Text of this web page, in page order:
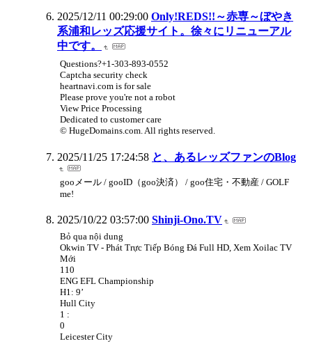
2025/12/11 00:29:00 Only!REDS!!～赤専～ぼやき
系浦和レッズ応援サイト。徐々にリニューアル
中です。
Questions?+1-303-893-0552
Captcha security check
heartnavi.com is for sale
Please prove you're not a robot
View Price Processing
Dedicated to customer care
© HugeDomains.com. All rights reserved.
2025/11/25 17:24:58 と、あるレッズファンのBlog
gooメール / gooID（goo決済） / goo住宅・不動産 / GOLF
me!
2025/10/22 03:57:00 Shinji-Ono.TV
Bỏ qua nội dung
Okwin TV - Phát Trực Tiếp Bóng Đá Full HD, Xem Xoilac TV
Mới
110
ENG EFL Championship
H1: 9’
Hull City
1 :
0
Leicester City